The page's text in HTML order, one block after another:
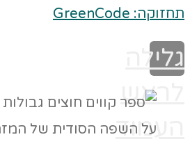
תחזוקה: GreenCode
גלילה
לראש
העמוד